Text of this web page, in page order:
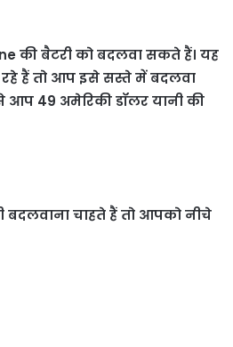
की बैटरी को बदलवा सकते हैं। यह
रहे हैं तो आप इसे सस्ते में बदलवा
आप 49 अमेरिकी डॉलर यानी की
बदलवाना चाहते हैं तो आपको नीचे